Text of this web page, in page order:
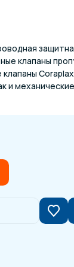
клапаны
и механические